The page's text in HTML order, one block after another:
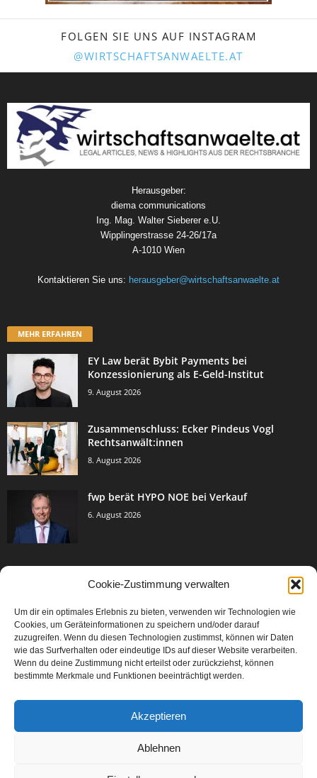
Cookie-Zustimmung verwalten
Um dir ein optimales Erlebnis zu bieten, verwenden wir Technologien wie
Cookies, um Geräteinformationen zu speichern und/oder darauf
zuzugreifen. Wenn du diesen Technologien zustimmst, können wir Daten
wie das Surfverhalten oder eindeutige IDs auf dieser Website verarbeiten.
Wenn du deine Zustimmung nicht erteilst oder zurückziehst, können
bestimmte Merkmale und Funktionen beeinträchtigt werden.
Akzeptieren
Ablehnen
FOLGEN SIE UNS AUF INSTAGRAM
@WIRTSCHAFTSANWAELTE.AT
Herausgeber:
diema communications
Ing. Mag. Walter Sieberer e.U.
Wipplingerstrasse 24-26/17a
A-1010 Wien
Kontaktieren Sie uns: herausgeber@wirtschaftsanwaelte.at
MEHR ERFAHREN
EY Law berät Bybit Payments bei
Konzessionierung als E-Geld-Institut
9. August 2026
Zusammenschluss: Ecker Pindeus Vogl
Rechtsanwält:innen
8. August 2026
fwp berät HYPO NOE bei Verkauf
6. August 2026
Events & Success 3005
Breaking News 2067
Aktuelles
Featured Article
Karriere 567